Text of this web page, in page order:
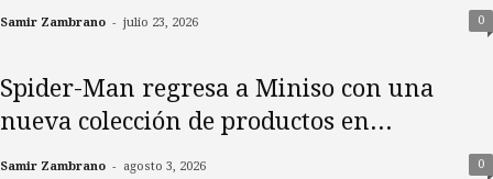
Samir Zambrano - julio 23, 2026 0
Spider-Man regresa a Miniso con una
nueva colección de productos en...
Samir Zambrano - agosto 3, 2026 0